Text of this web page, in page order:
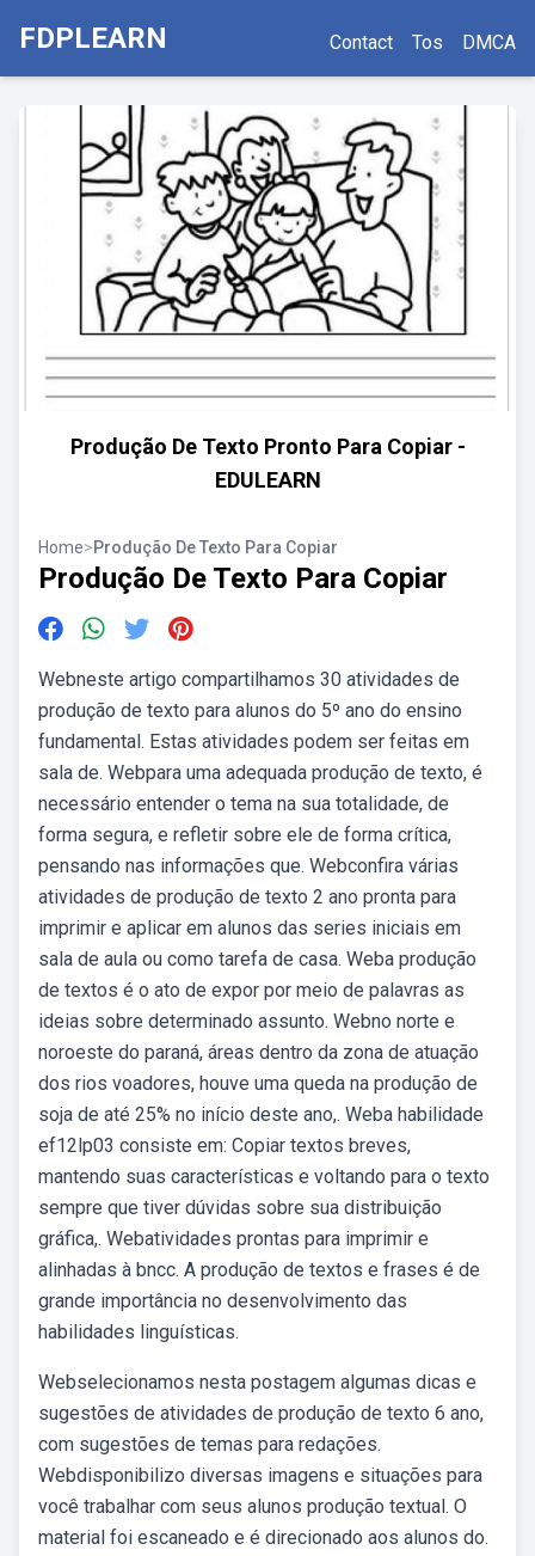
FDPLEARN Contact Tos DMCA
Produção De Texto Pronto Para Copiar -
EDULEARN
Home>Produção De Texto Para Copiar
Produção De Texto Para Copiar
Webneste artigo compartilhamos 30 atividades de
produção de texto para alunos do 5º ano do ensino
fundamental. Estas atividades podem ser feitas em
sala de. Webpara uma adequada produção de texto, é
necessário entender o tema na sua totalidade, de
forma segura, e refletir sobre ele de forma crítica,
pensando nas informações que. Webconfira várias
atividades de produção de texto 2 ano pronta para
imprimir e aplicar em alunos das series iniciais em
sala de aula ou como tarefa de casa. Weba produção
de textos é o ato de expor por meio de palavras as
ideias sobre determinado assunto. Webno norte e
noroeste do paraná, áreas dentro da zona de atuação
dos rios voadores, houve uma queda na produção de
soja de até 25% no início deste ano,. Weba habilidade
ef12lp03 consiste em: Copiar textos breves,
mantendo suas características e voltando para o texto
sempre que tiver dúvidas sobre sua distribuição
gráfica,. Webatividades prontas para imprimir e
alinhadas à bncc. A produção de textos e frases é de
grande importância no desenvolvimento das
habilidades linguísticas.
Webselecionamos nesta postagem algumas dicas e
sugestões de atividades de produção de texto 6 ano,
com sugestões de temas para redações.
Webdisponibilizo diversas imagens e situações para
você trabalhar com seus alunos produção textual. O
material foi escaneado e é direcionado aos alunos do.